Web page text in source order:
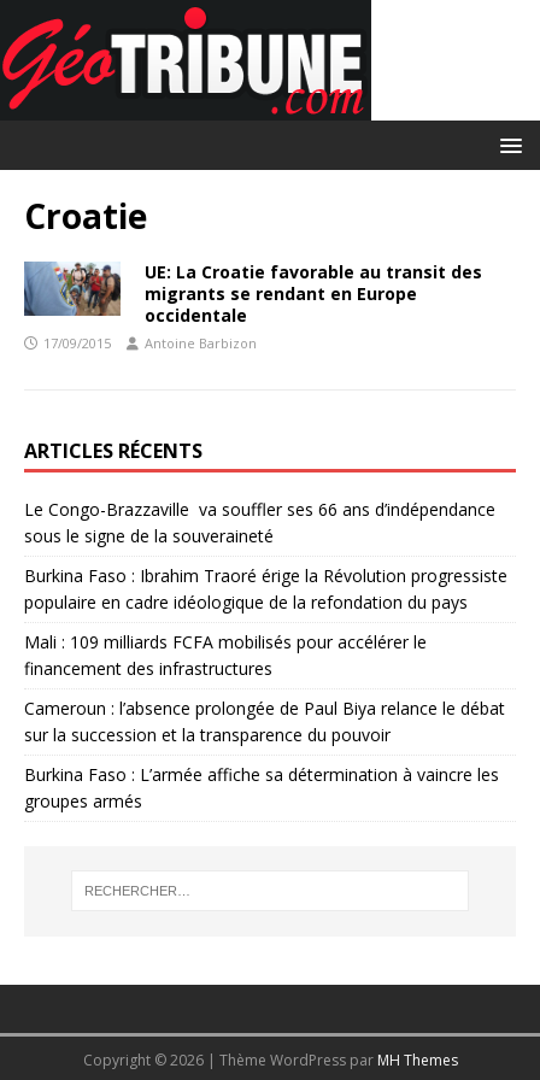
Croatie
UE: La Croatie favorable au transit des
migrants se rendant en Europe
occidentale
17/09/2015 Antoine Barbizon
ARTICLES RÉCENTS
Le Congo-Brazzaville va souffler ses 66 ans d’indépendance
sous le signe de la souveraineté
Burkina Faso : Ibrahim Traoré érige la Révolution progressiste
populaire en cadre idéologique de la refondation du pays
Mali : 109 milliards FCFA mobilisés pour accélérer le
financement des infrastructures
Cameroun : l’absence prolongée de Paul Biya relance le débat
sur la succession et la transparence du pouvoir
Burkina Faso : L’armée affiche sa détermination à vaincre les
groupes armés
Copyright © 2026 | Thème WordPress par MH Themes